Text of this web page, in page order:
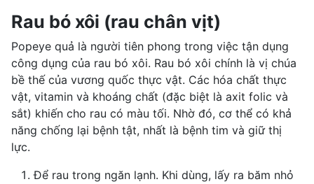
Rau bó xôi (rau chân vịt)
Popeye quả là người tiên phong trong việc tận dụng
công dụng của rau bó xôi. Rau bó xôi chính là vị chúa
bề thế của vương quốc thực vật. Các hóa chất thực
vật, vitamin và khoáng chất (đặc biệt là axit folic và
sắt) khiến cho rau có màu tối. Nhờ đó, cơ thể có khả
năng chống lại bệnh tật, nhất là bệnh tim và giữ thị
lực.
Để rau trong ngăn lạnh. Khi dùng, lấy ra băm nhỏ